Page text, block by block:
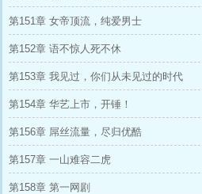
第151章 女帝顶流，纯爱男士
第152章 语不惊人死不休
第153章 我见过，你们从未见过的时代
第154章 华艺上市，开锤！
第156章 屌丝流量，尽归优酷
第157章 一山难容二虎
第158章 第一网剧